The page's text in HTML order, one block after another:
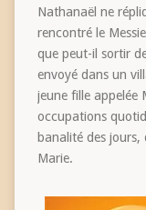
Nathanaël ne
rencontré le
que peut-il sortir
envoyé dans un
jeune fille appelée
occupations
banalité des jours,
Marie.